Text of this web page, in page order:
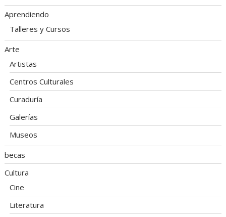
Aprendiendo
Talleres y Cursos
Arte
Artistas
Centros Culturales
Curaduría
Galerías
Museos
becas
Cultura
Cine
Literatura